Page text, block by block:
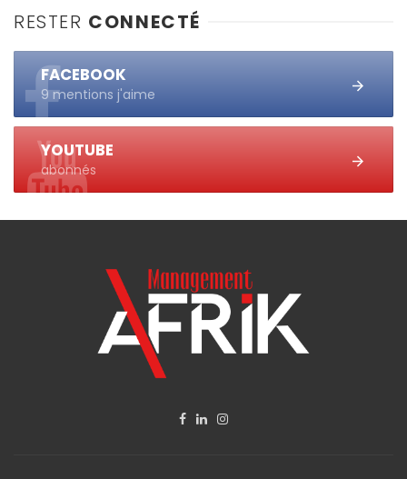
RESTER CONNECTÉ
FACEBOOK
9 mentions j'aime
YOUTUBE
abonnés